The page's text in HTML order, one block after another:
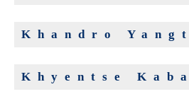
Khandro
Khyentse